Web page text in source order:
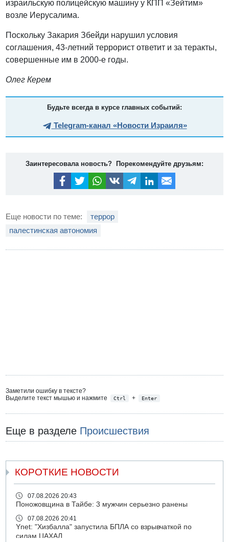
израильскую полицейскую машину у КПП «Зейтим»
возле Иерусалима.
Поскольку Закария Збейди нарушил условия
соглашения, 43-летний террорист ответит и за теракты,
совершенные им в 2000-е годы.
Олег Керем
Будьте всегда в курсе главных событий:
Telegram-канал «Новости Израиля»
Заинтересовала новость? Порекомендуйте друзьям:
Еще новости по теме:
террор
палестинская автономия
Заметили ошибку в тексте?
Выделите текст мышью и нажмите
Ctrl + Enter
Еще в разделе Происшествия
КОРОТКИЕ НОВОСТИ
07.08.2026 20:43
Поножовщина в Тайбе: 3 мужчин серьезно ранены
07.08.2026 20:41
Ynet: "Хизбалла" запустила БПЛА со взрывчаткой по
силам ЦАХАЛ